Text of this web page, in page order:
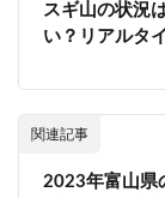
スギ山の状況
い？リアルタ
関連記事
2023年富山県